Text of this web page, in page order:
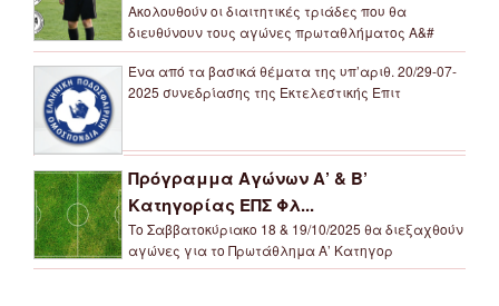
Ακολουθούν οι διαιτητικές τριάδες που θα
διευθύνουν τους αγώνες πρωταθλήματος Α&#
Ένα από τα βασικά θέματα της υπ’αριθ. 20/29-07-
2025 συνεδρίασης της Εκτελεστικής Επιτ
Πρόγραμμα Αγώνων Α’ & Β’
Κατηγορίας ΕΠΣ Φλ...
Το Σαββατοκύριακο 18 & 19/10/2025 θα διεξαχθούν
αγώνες για το Πρωτάθλημα Α’ Κατηγορ